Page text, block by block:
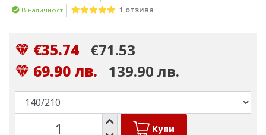
В наличност
1 отзива
€35.74
€71.53
69.90 лв.
139.90 лв.
Купи